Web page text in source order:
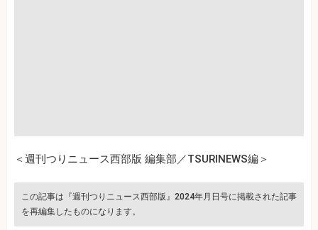
＜週刊つりニュース西部版 編集部／TSURINEWS編＞
この記事は『週刊つりニュース西部版』2024年月日号に掲載された記事
を再編集したものになります。